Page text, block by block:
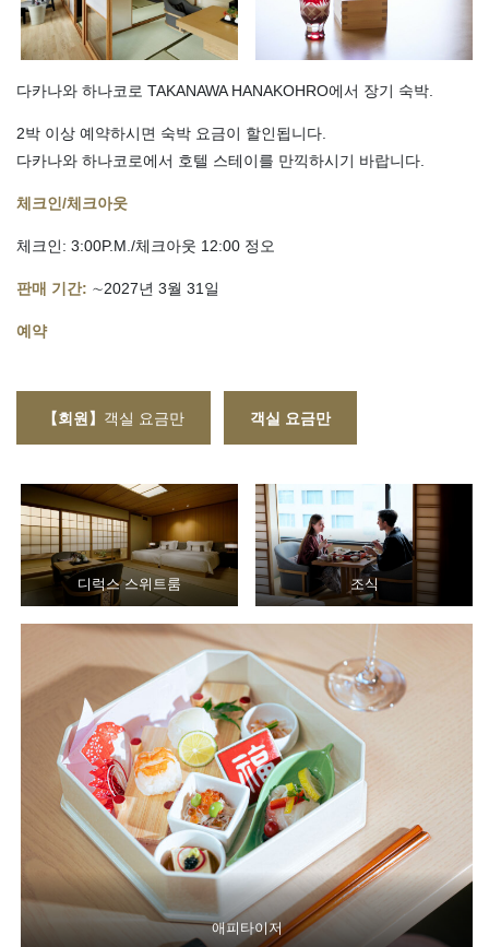
다카나와 하나코로 TAKANAWA HANAKOHRO에서 장기 숙박.
2박 이상 예약하시면 숙박 요금이 할인됩니다.
다카나와 하나코로에서 호텔 스테이를 만끽하시기 바랍니다.
체크인/체크아웃
체크인: 3:00P.M./체크아웃 12:00 정오
판매 기간: ∼2027년 3월 31일
예약
【회원】 객실 요금만 객실 요금만
디럭스 스위트룸 조식
애피타이저